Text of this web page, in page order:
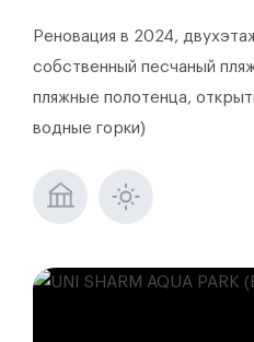
Реновация в 2024,
собственный песчаный
пляжные полотенца,
водные горки)